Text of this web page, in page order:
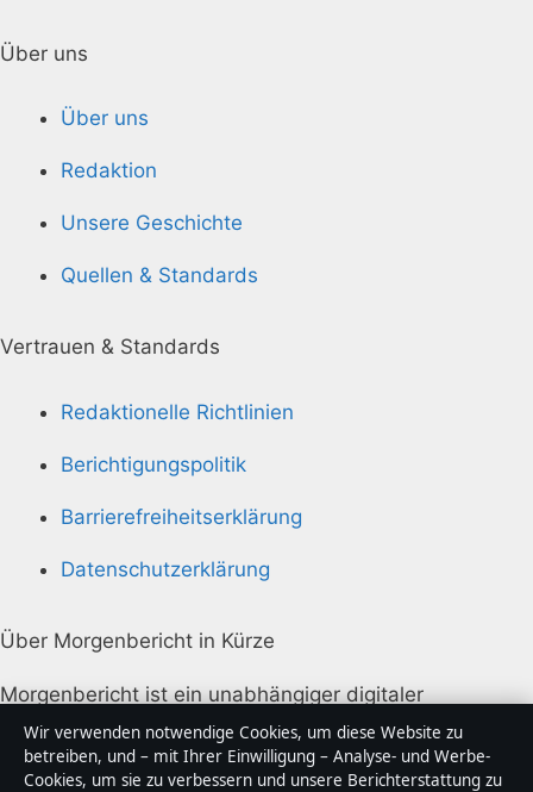
Über uns
Über uns
Redaktion
Unsere Geschichte
Quellen & Standards
Vertrauen & Standards
Redaktionelle Richtlinien
Berichtigungspolitik
Barrierefreiheitserklärung
Datenschutzerklärung
Über Morgenbericht in Kürze
Morgenbericht ist ein unabhängiger digitaler
Nachrichtenanbieter mit Fokus auf Politik, Wirtschaft,
Technik und Gesellschaft in Deutschland. Jeder Artikel
trägt eine Byline, wird von einem Redakteur geprüft
Wir verwenden notwendige Cookies, um diese Website zu
betreiben, und – mit Ihrer Einwilligung – Analyse- und Werbe-
Cookies, um sie zu verbessern und unsere Berichterstattung zu